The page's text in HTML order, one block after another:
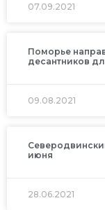
07.09.2021
Поморье
десантников
09.08.2021
июня
28.06.2021